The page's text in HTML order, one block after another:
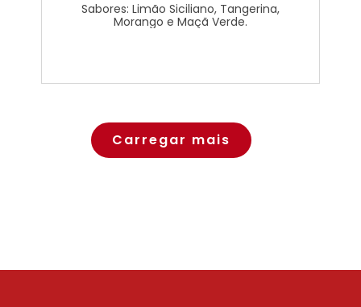
Sabores: Limão Siciliano, Tangerina,
Morango e Maçã Verde.
Carregar mais